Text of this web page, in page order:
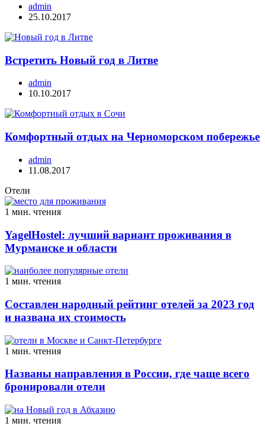
admin
25.10.2017
Встретить Новый год в Литве
admin
10.10.2017
Комфортный отдых на Черноморском побережье
admin
11.08.2017
Отели
1 мин. чтения
YagelHostel: лучший вариант проживания в
Мурманске и области
1 мин. чтения
Составлен народный рейтинг отелей за 2023 год
и названа их стоимость
1 мин. чтения
Названы направления в России, где чаще всего
бронировали отели
1 мин. чтения